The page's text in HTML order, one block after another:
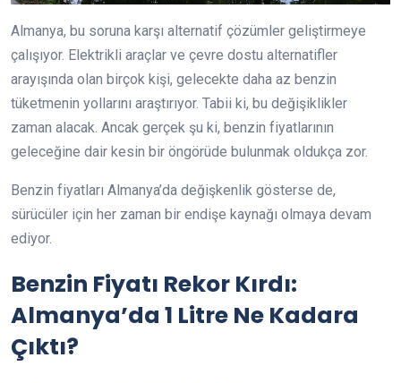
Almanya, bu soruna karşı alternatif çözümler geliştirmeye
çalışıyor. Elektrikli araçlar ve çevre dostu alternatifler
arayışında olan birçok kişi, gelecekte daha az benzin
tüketmenin yollarını araştırıyor. Tabii ki, bu değişiklikler
zaman alacak. Ancak gerçek şu ki, benzin fiyatlarının
geleceğine dair kesin bir öngörüde bulunmak oldukça zor.
Benzin fiyatları Almanya’da değişkenlik gösterse de,
sürücüler için her zaman bir endişe kaynağı olmaya devam
ediyor.
Benzin Fiyatı Rekor Kırdı:
Almanya’da 1 Litre Ne Kadara
Çıktı?